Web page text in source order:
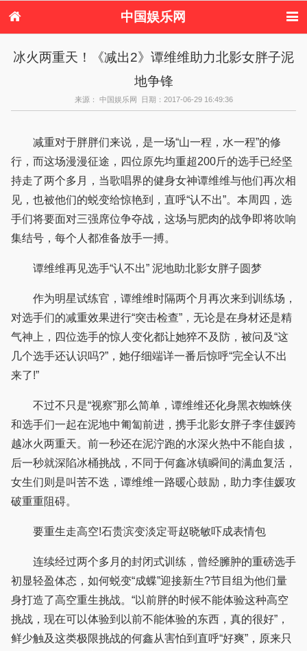
中国娱乐网
电视剧
演唱会 综艺节目
偶像活动
冰火两重天！《减出2》谭维维助力北影女胖子泥
地争锋
来源： 中国娱乐网 日期：2017-06-29 16:49:36
减重对于胖胖们来说，是一场“山一程，水一程”的修
行，而这场漫漫征途，四位原先均重超200斤的选手已经坚
持走了两个多月，当歌唱界的健身女神谭维维与他们再次相
见，也被他们的蜕变给惊艳到，直呼“认不出”。本周四，选
手们将要面对三强席位争夺战，这场与肥肉的战争即将吹响
集结号，每个人都准备放手一搏。
谭维维再见选手“认不出” 泥地助北影女胖子圆梦
作为明星试练官，谭维维时隔两个月再次来到训练场，
对选手们的减重效果进行“突击检查”，无论是在身材还是精
气神上，四位选手的惊人变化都让她猝不及防，被问及“这
几个选手还认识吗?”，她仔细端详一番后惊呼“完全认不出
来了!”
不过不只是“视察”那么简单，谭维维还化身黑衣蜘蛛侠
和选手们一起在泥地中匍匐前进，携手北影女胖子李佳媛跨
越冰火两重天。前一秒还在泥泞跑的水深火热中不能自拔，
后一秒就深陷冰桶挑战，不同于何鑫冰镇瞬间的满血复活，
女生们则是叫苦不迭，谭维维一路暖心鼓励，助力李佳媛攻
破重重阻碍。
要重生走高空!石贵滨变淡定哥赵晓敏吓成表情包
连续经过两个多月的封闭式训练，曾经臃肿的重磅选手
初显轻盈体态，如何蜕变“成蝶”迎接新生?节目组为他们量
身打造了高空重生挑战。“以前胖的时候不能体验这种高空
挑战，现在可以体验到以前不能体验的东西，真的很好”，
鲜少触及这类极限挑战的何鑫从害怕到直呼“好爽”，原来只